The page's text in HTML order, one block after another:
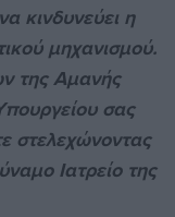
κινδυνεύει η
μηχανισμού.
της Αμανής
σας
στελεχώνοντας
Ιατρείο της